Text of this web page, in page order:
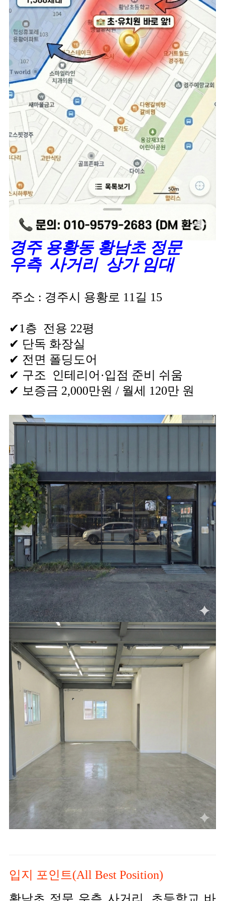
경주 용황동 황남초 정문
우측 사거리 상가 임대
주소 : 경주시 용황로 11길 15
✔1층 전용 22평
✔ 단독 화장실
✔ 전면 폴딩도어
✔ 구조 인테리어·입점 준비 쉬움
✔ 보증금 2,000만원 / 월세 120만 원
입지 포인트(All Best Position)
황남초 정문 우측 사거리, 초등학교 바